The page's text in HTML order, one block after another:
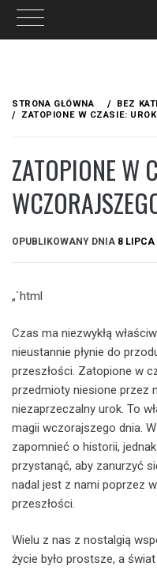
treści
STRONA GŁÓWNA
BEZ
ZATOPIONE W CZASIE:
ZATOPIONE W
OPUBLIKOWANY DNIA 8 LIPCA
„`html
Czas ma niezwykłą
nieustannie płynie do
przeszłości. Zatopione w
przedmioty niesione przez
niezaprzeczalny urok. To
magii wczorajszego dnia.
zapomnieć o historii,
przystanąć, aby zanurzyć
nadal jest z nami poprzez
przeszłości.
Wielu z nas z nostalgią
życie było prostsze, a